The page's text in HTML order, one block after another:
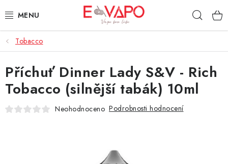
na
3D TISK
TIPY ZA DOBROU CENU
AROMATA A PŘÍCHUTĚ
Tobacco
Příchuť Dinner Lady S&V - Rich
Tobacco (silnější tabák) 10ml
Neohodnoceno Podrobnosti hodnocení